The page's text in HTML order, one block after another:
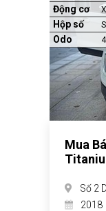
Động cơ
Hộp số
Odo
Mua
Số 2
2018